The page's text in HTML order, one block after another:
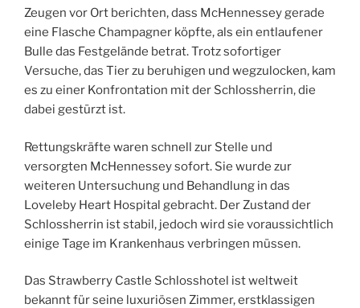
Zeugen vor Ort berichten, dass McHennessey gerade
eine Flasche Champagner köpfte, als ein entlaufener
Bulle das Festgelände betrat. Trotz sofortiger
Versuche, das Tier zu beruhigen und wegzulocken, kam
es zu einer Konfrontation mit der Schlossherrin, die
dabei gestürzt ist.
Rettungskräfte waren schnell zur Stelle und
versorgten McHennessey sofort. Sie wurde zur
weiteren Untersuchung und Behandlung in das
Loveleby Heart Hospital gebracht. Der Zustand der
Schlossherrin ist stabil, jedoch wird sie voraussichtlich
einige Tage im Krankenhaus verbringen müssen.
Das Strawberry Castle Schlosshotel ist weltweit
bekannt für seine luxuriösen Zimmer, erstklassigen